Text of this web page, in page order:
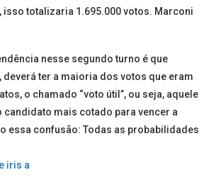
totalizaria 1.695.000 votos. Marconi
nesse segundo turno é que
deverá ter a maioria dos votos que eram
o chamado “voto útil”, ou seja, aquele
candidato mais cotado para vencer a
essa confusão: Todas as probabilidades